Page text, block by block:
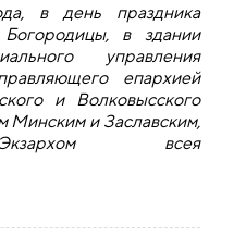
в день праздника
в здании
управления
епархией
и Волковысского
Минским и Заславским,
всея
Минским и